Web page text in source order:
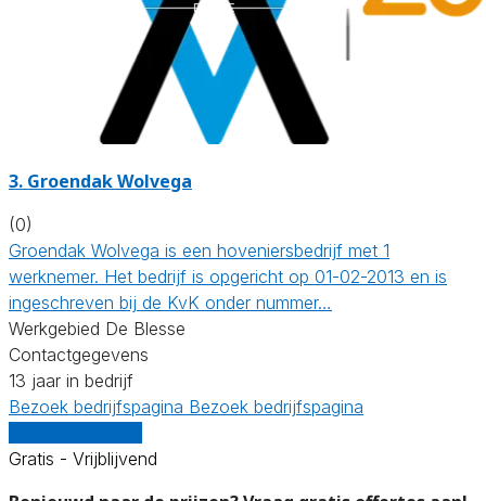
3. Groendak Wolvega
(0)
Groendak Wolvega is een hoveniersbedrijf met 1
werknemer. Het bedrijf is opgericht op 01-02-2013 en is
ingeschreven bij de KvK onder nummer…
Werkgebied De Blesse
Contactgegevens
13 jaar in bedrijf
Bezoek bedrijfspagina Bezoek bedrijfspagina
Gratis - Vrijblijvend